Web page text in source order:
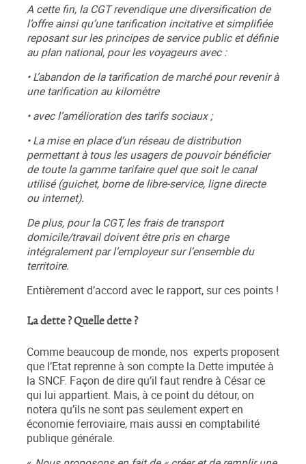
A cette fin, la CGT revendique une diversification de
l’offre ainsi qu’une tarification incitative et simplifiée
reposant sur les principes de service public et définie
au plan national, pour les voyageurs avec :
• L’abandon de la tarification de marché pour revenir à
une tarification au kilomètre
• avec l’amélioration des tarifs sociaux ;
• La mise en place d’un réseau de distribution
permettant à tous les usagers de pouvoir bénéficier
de toute la gamme tarifaire quel que soit le canal
utilisé (guichet, borne de libre-service, ligne directe
ou internet).
De plus, pour la CGT, les frais de transport
domicile/travail doivent être pris en charge
intégralement par l’employeur sur l’ensemble du
territoire.
Entièrement d’accord avec le rapport, sur ces points !
La dette ? Quelle dette ?
Comme beaucoup de monde, nos experts proposent
que l’Etat reprenne à son compte la Dette imputée à
la SNCF. Façon de dire qu’il faut rendre à César ce
qui lui appartient. Mais, à ce point du détour, on
notera qu’ils ne sont pas seulement expert en
économie ferroviaire, mais aussi en comptabilité
publique générale.